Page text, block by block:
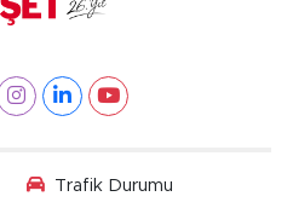
Trafik Durumu